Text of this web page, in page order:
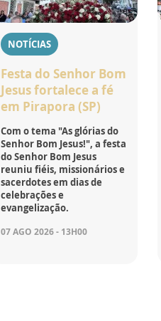
NOTÍCIAS
Festa do Senhor Bom
Jesus fortalece a fé
em Pirapora (SP)
Com o tema "As glórias do
Senhor Bom Jesus!", a festa
do Senhor Bom Jesus
reuniu fiéis, missionários e
sacerdotes em dias de
celebrações e
evangelização.
07 AGO 2026 - 13H00